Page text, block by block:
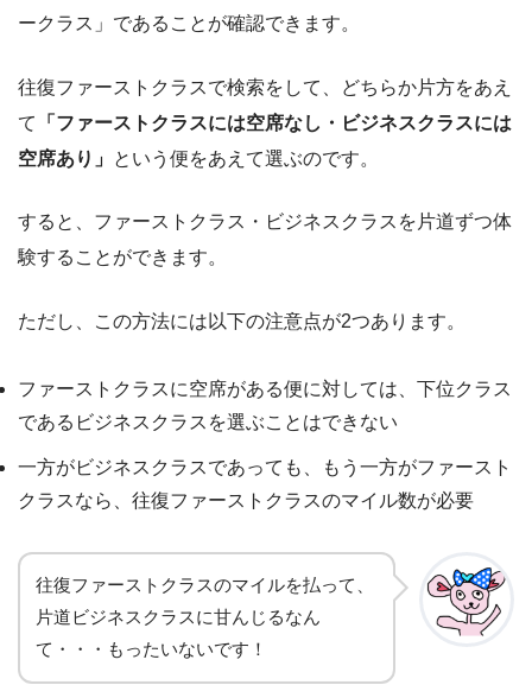
ークラス」であることが確認できます。
往復ファーストクラスで検索をして、どちらか片方をあえ
て
「ファーストクラスには空席なし・ビジネスクラスには
空席あり」
という便をあえて選ぶのです。
すると、ファーストクラス・ビジネスクラスを片道ずつ体
験することができます。
ただし、この方法には以下の注意点が2つあります。
ファーストクラスに空席がある便に対しては、下位クラス
であるビジネスクラスを選ぶことはできない
一方がビジネスクラスであっても、もう一方がファースト
クラスなら、往復ファーストクラスのマイル数が必要
往復ファーストクラスのマイルを払って、
片道ビジネスクラスに甘んじるなん
て・・・もったいないです！